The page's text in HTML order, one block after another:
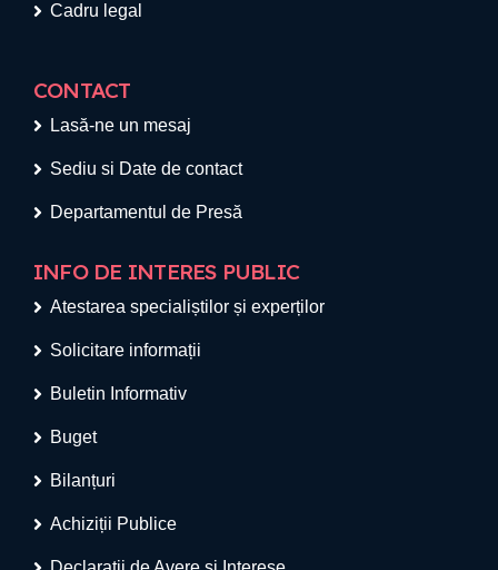
Cadru legal
CONTACT
Lasă-ne un mesaj
Sediu si Date de contact
Departamentul de Presă
INFO DE INTERES PUBLIC
Atestarea specialiștilor și experților
Solicitare informații
Buletin Informativ
Buget
Bilanțuri
Achiziții Publice